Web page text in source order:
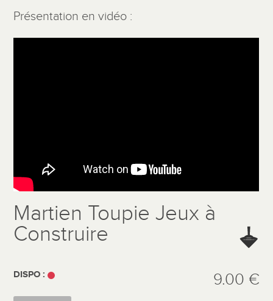
Présentation en vidéo :
Martien Toupie Jeux à
Construire
DISPO : 9.00 €